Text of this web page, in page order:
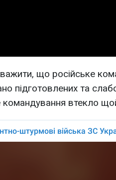
що російське
підготовлених та
командування втекло